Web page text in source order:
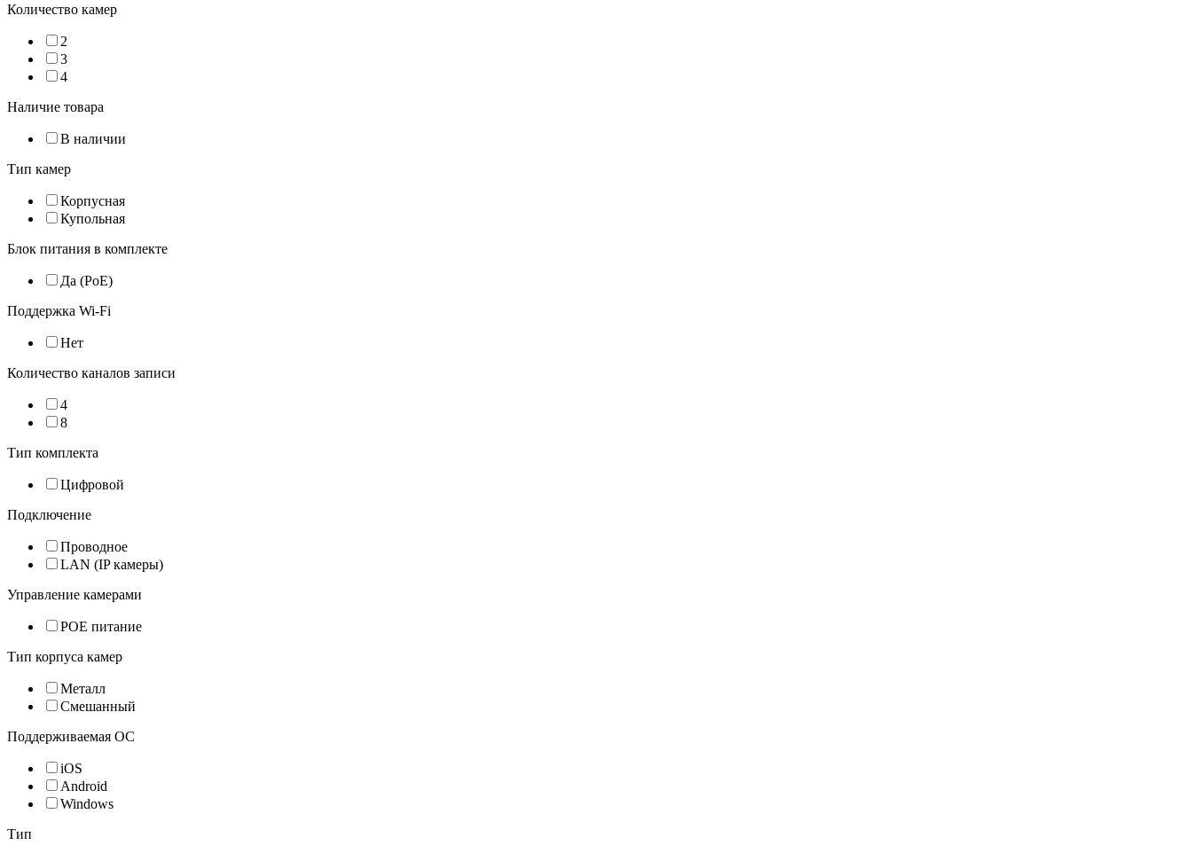
Количество камер
2
3
4
Наличие товара
В наличии
Тип камер
Корпусная
Купольная
Блок питания в комплекте
Да (PoE)
Поддержка Wi-Fi
Нет
Количество каналов записи
4
8
Тип комплекта
Цифровой
Подключение
Проводное
LAN (IP камеры)
Управление камерами
POE питание
Тип корпуса камер
Металл
Смешанный
Поддерживаемая ОС
iOS
Android
Windows
Тип